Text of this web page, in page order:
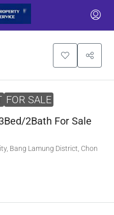
FOR SALE
2Bath For Sale
Bang Lamung District, Chon